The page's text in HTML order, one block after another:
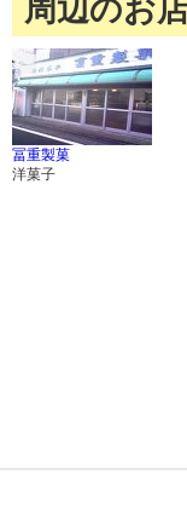
周辺のお
冨重製菓
洋菓子